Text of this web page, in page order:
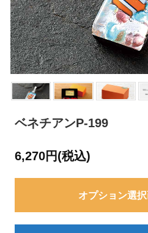
ベネチアンP-199
6,270円(税込)
オプション選